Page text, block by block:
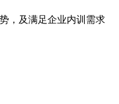
，及满足企业内训需求